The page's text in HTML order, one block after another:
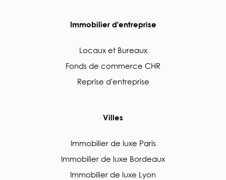
Immobilier d'entreprise
Locaux et Bureaux
Fonds de commerce CHR
Reprise d'entreprise
Villes
Immobilier de luxe Paris
Immobilier de luxe Bordeaux
Immobilier de luxe Lyon